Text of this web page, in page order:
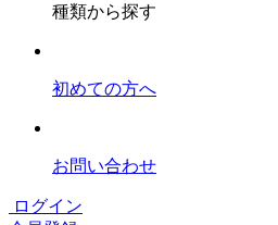
種類から探す
初めての方へ
お問い合わせ
ログイン